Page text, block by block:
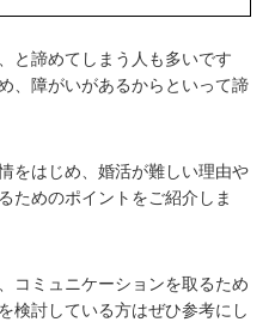
と諦めてしまう人も多いです
、障がいがあるからといって諦
をはじめ、婚活が難しい理由や
ためのポイントをご紹介しま
コミュニケーションを取るため
検討している方はぜひ参考にし